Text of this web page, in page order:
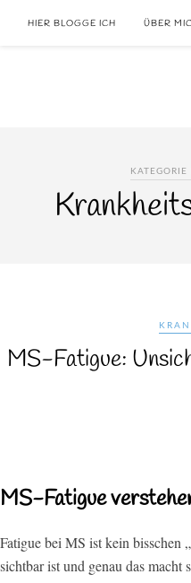
HIER BLOGGE ICH ÜBER
KATEGORIE
MS-Fatigue:
MS-Fatigue
Fatigue bei MS ist kein bisschen
sichtbar ist und genau das macht